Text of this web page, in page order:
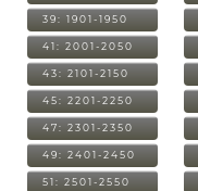
39: 1901-1950
41: 2001-2050
43: 2101-2150
45: 2201-2250
47: 2301-2350
49: 2401-2450
51: 2501-2550